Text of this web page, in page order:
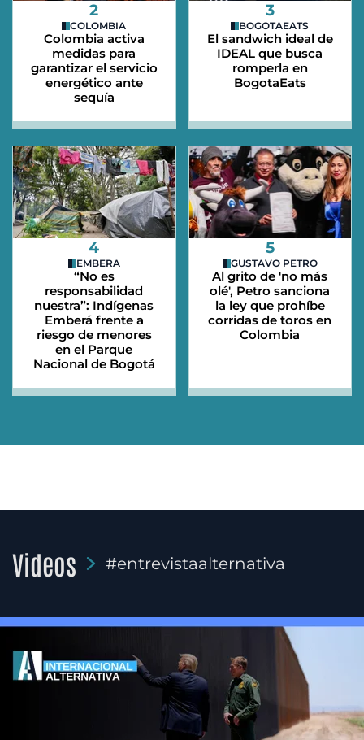
2
COLOMBIA
Colombia activa
medidas para
garantizar el servicio
energético ante
sequía
3
BOGOTAEATS
El sandwich ideal de
IDEAL que busca
romperla en
BogotaEats
4
EMBERA
“No es
responsabilidad
nuestra”: Indígenas
Emberá frente a
riesgo de menores
en el Parque
Nacional de Bogotá
5
GUSTAVO PETRO
Al grito de 'no más
olé', Petro sanciona
la ley que prohíbe
corridas de toros en
Colombia
Videos #entrevistaalternativa